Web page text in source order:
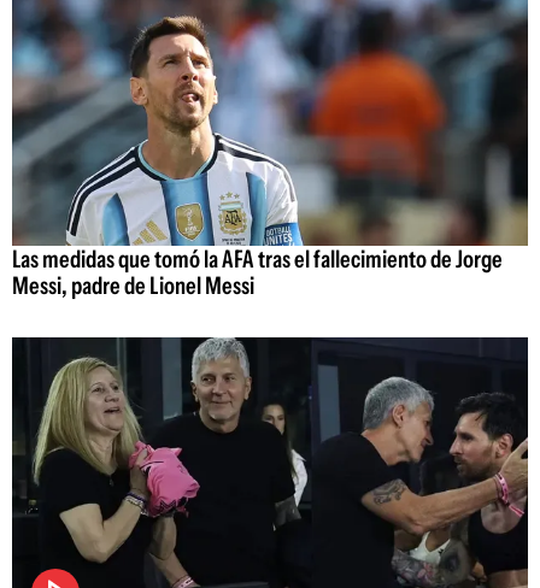
Las medidas que tomó la AFA tras el fallecimiento de Jorge
Messi, padre de Lionel Messi